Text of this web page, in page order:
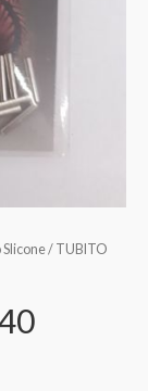
Slicone/ TUBITO